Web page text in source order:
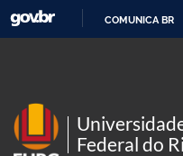
COMUNICA BR
Federal do